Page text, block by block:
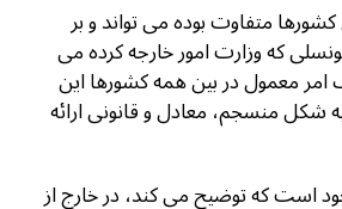
متفاوت بوده می تواند و بر
که وزارت امور خارجه کرده می
امر معمول در بین همه کشورها این
منسجم، معادل و قانونی ارائه
است که توضیح می کند، در خارج از